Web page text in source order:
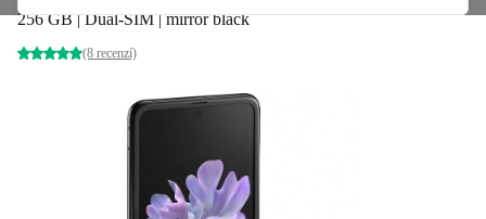
256 GB | Dual-SIM | mirror black
(8 recenzí)